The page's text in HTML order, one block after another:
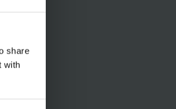
share
with